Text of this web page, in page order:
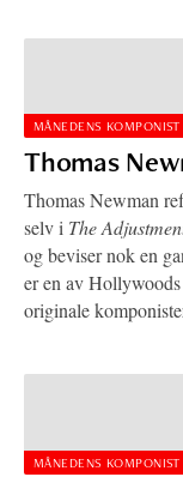
MÅNEDENS KOMPONIST
Thomas
Thomas Newman
selv i The
og beviser nok en
er en av
originale
MÅNEDENS KOMPONIST